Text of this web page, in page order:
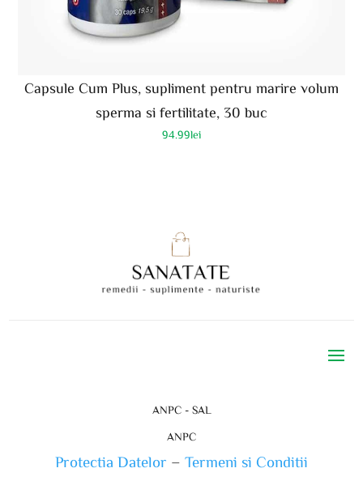
Capsule Cum Plus, supliment pentru marire volum
sperma si fertilitate, 30 buc
94.99lei
ANPC - SAL
ANPC
Protectia Datelor – Termeni si Conditii